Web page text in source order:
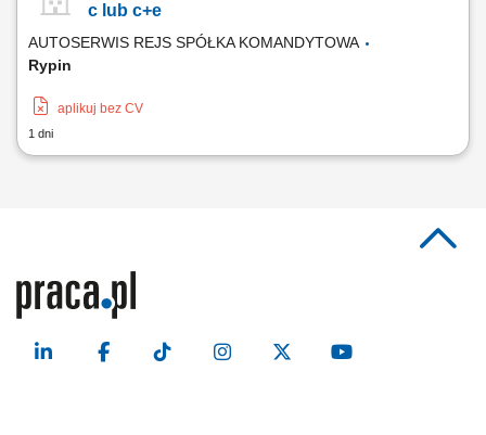
c lub c+e
AUTOSERWIS REJS SPÓŁKA KOMANDYTOWA
Rypin
aplikuj bez CV
1 dni